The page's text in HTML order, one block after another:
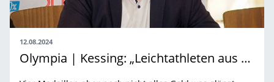
12.08.2024
Olympia | Kessing: „Leichtathleten aus der Talsohle heraus“